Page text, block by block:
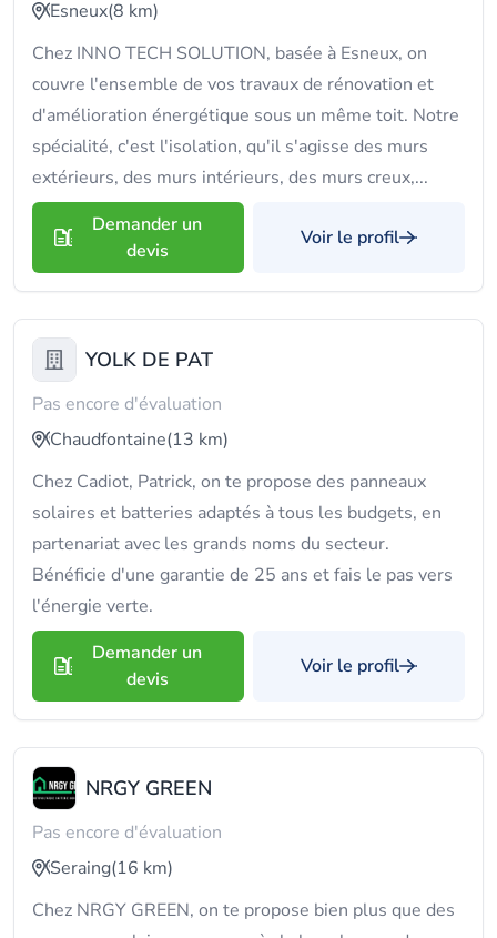
Esneux(8 km)
Chez INNO TECH SOLUTION, basée à Esneux, on
couvre l'ensemble de vos travaux de rénovation et
d'amélioration énergétique sous un même toit. Notre
spécialité, c'est l'isolation, qu'il s'agisse des murs
extérieurs, des murs intérieurs, des murs creux,...
Demander un
devis
Voir le profil
YOLK DE PAT
Pas encore d'évaluation
Chaudfontaine(13 km)
Chez Cadiot, Patrick, on te propose des panneaux
solaires et batteries adaptés à tous les budgets, en
partenariat avec les grands noms du secteur.
Bénéficie d'une garantie de 25 ans et fais le pas vers
l'énergie verte.
Demander un
devis
Voir le profil
NRGY GREEN
Pas encore d'évaluation
Seraing(16 km)
Chez NRGY GREEN, on te propose bien plus que des